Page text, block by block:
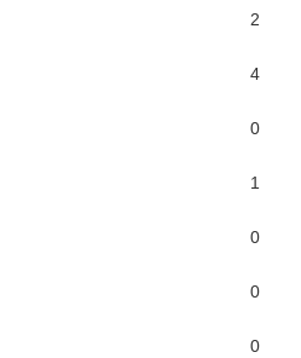
2
4
0
1
0
0
0